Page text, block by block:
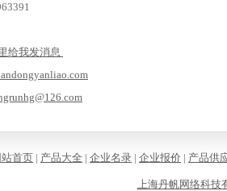
站首页 | 产品大全 | 企业名录 | 企业报价 | 产品供
上海丹帆网络科技